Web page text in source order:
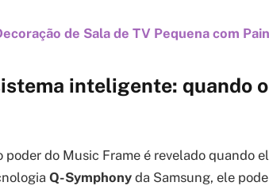
de Sala de TV Pequena com
inteligente: quando
poder do Music Frame é revelado quando
Q-Symphony da Samsung, ele